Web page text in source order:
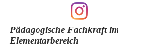
Pädagogische Fachkraft im
Elementarbereich